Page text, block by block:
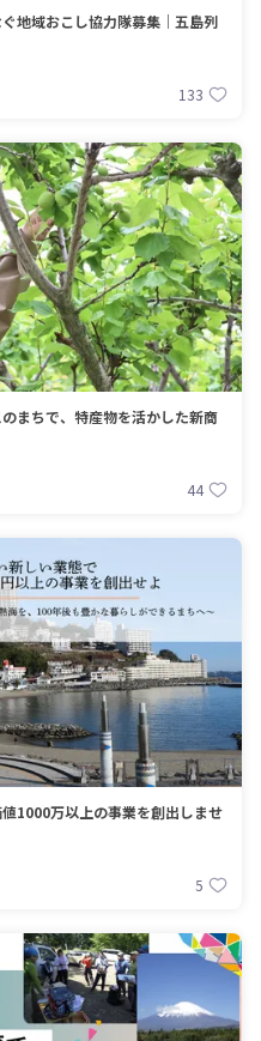
地域おこし協力隊募集｜五島列
133
まちで、特産物を活かした新商
44
1000万以上の事業を創出しませ
5